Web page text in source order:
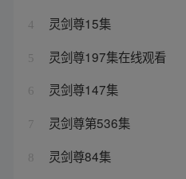
4 灵剑尊15集
5 灵剑尊197集在线观看
6 灵剑尊147集
7 灵剑尊第536集
8 灵剑尊84集